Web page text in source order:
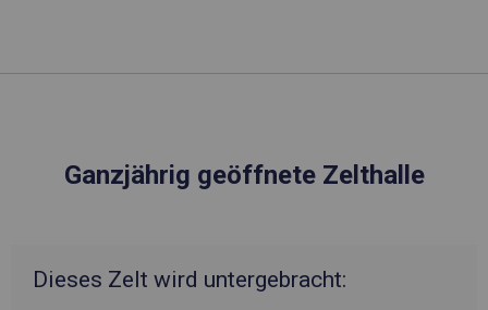
Ganzjährig geöffnete Zelthalle
Dieses Zelt wird untergebracht: